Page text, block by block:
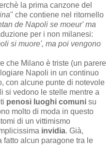
la prima canzone del
" che contiene nel ritornello
de Napoli se moeur' ma
per i non milanesi:
si muore', ma poi vengono
che Milano è triste (un parere
Napoli in un continuo
con alcune punte di notevole
si vedono le stelle mentre a
penosi luoghi comuni su
molto di moda in questo
di un vittimismo
invidia. Già,
fatto alcun paragone tra le